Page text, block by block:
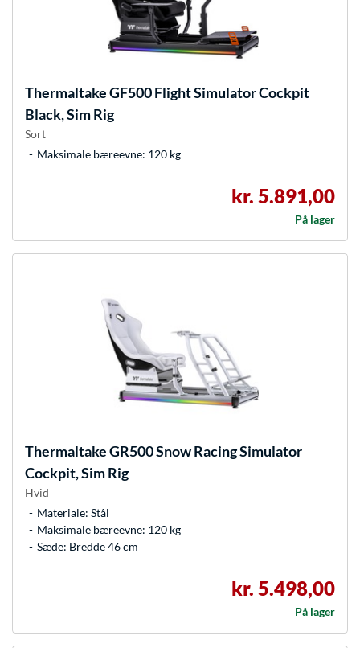
ThermaltakeGF500 Flight Simulator Cockpit
Black, Sim Rig
Sort
Maksimale bæreevne: 120 kg
kr. 5.891,00
På lager
ThermaltakeGR500 Snow Racing Simulator
Cockpit, Sim Rig
Hvid
Materiale: Stål
Maksimale bæreevne: 120 kg
Sæde: Bredde 46 cm
kr. 5.498,00
På lager